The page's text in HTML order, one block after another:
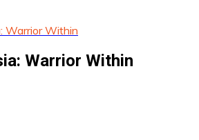
Warrior Within
Warrior Within